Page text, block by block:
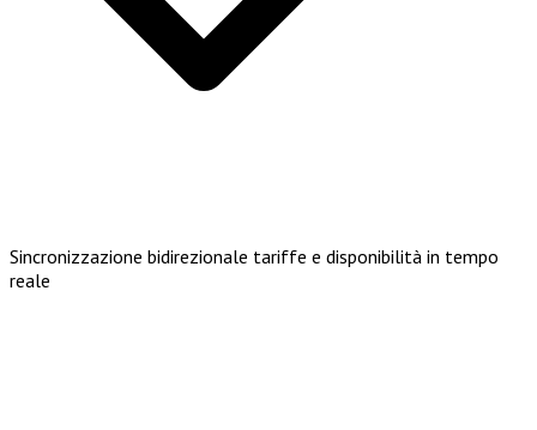
Sincronizzazione bidirezionale tariffe e disponibilità in tempo
reale